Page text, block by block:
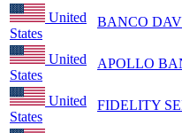
United
States
BANCO
United
States
APOLLO
United
States
FIDELITY